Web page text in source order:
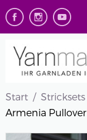
Start Stricksets
Armenia Pullover